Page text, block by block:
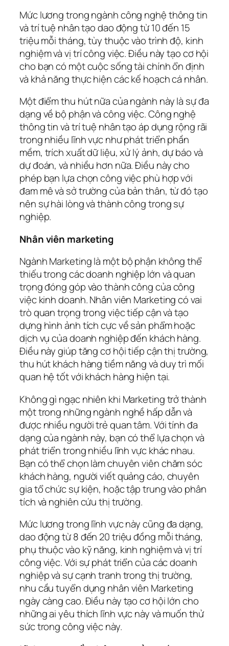
Mức lương trong ngành công nghệ thông tin
và trí tuệ nhân tạo dao động từ 10 đến 15
triệu mỗi tháng, tùy thuộc vào trình độ, kinh
nghiệm và vị trí công việc. Điều này tạo cơ hội
cho bạn có một cuộc sống tài chính ổn định
và khả năng thực hiện các kế hoạch cá nhân.
Một điểm thu hút nữa của ngành này là sự đa
dạng về bộ phận và công việc. Công nghệ
thông tin và trí tuệ nhân tạo áp dụng rộng rãi
trong nhiều lĩnh vực như phát triển phần
mềm, trích xuất dữ liệu, xử lý ảnh, dự báo và
dự đoán, và nhiều hơn nữa. Điều này cho
phép bạn lựa chọn công việc phù hợp với
đam mê và sở trường của bản thân, từ đó tạo
nên sự hài lòng và thành công trong sự
nghiệp.
Nhân viên marketing
Ngành Marketing là một bộ phận không thể
thiếu trong các doanh nghiệp lớn và quan
trọng đóng góp vào thành công của công
việc kinh doanh. Nhân viên Marketing có vai
trò quan trọng trong việc tiếp cận và tạo
dựng hình ảnh tích cực về sản phẩm hoặc
dịch vụ của doanh nghiệp đến khách hàng.
Điều này giúp tăng cơ hội tiếp cận thị trường,
thu hút khách hàng tiềm năng và duy trì mối
quan hệ tốt với khách hàng hiện tại.
Không gì ngạc nhiên khi Marketing trở thành
một trong những ngành nghề hấp dẫn và
được nhiều người trẻ quan tâm. Với tính đa
dạng của ngành này, bạn có thể lựa chọn và
phát triển trong nhiều lĩnh vực khác nhau.
Bạn có thể chọn làm chuyên viên chăm sóc
khách hàng, người viết quảng cáo, chuyên
gia tổ chức sự kiện, hoặc tập trung vào phân
tích và nghiên cứu thị trường.
Mức lương trong lĩnh vực này cũng đa dạng,
dao động từ 8 đến 20 triệu đồng mỗi tháng,
phụ thuộc vào kỹ năng, kinh nghiệm và vị trí
công việc. Với sự phát triển của các doanh
nghiệp và sự cạnh tranh trong thị trường,
nhu cầu tuyển dụng nhân viên Marketing
ngày càng cao. Điều này tạo cơ hội lớn cho
những ai yêu thích lĩnh vực này và muốn thử
sức trong công việc này.